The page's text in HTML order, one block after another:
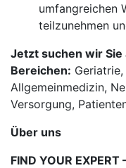
umfangreichen
teilzunehmen
Jetzt suchen wir
Bereichen:
Allgemeinmedizin,
Versorgung,
Über uns
FIND YOUR EXPERT